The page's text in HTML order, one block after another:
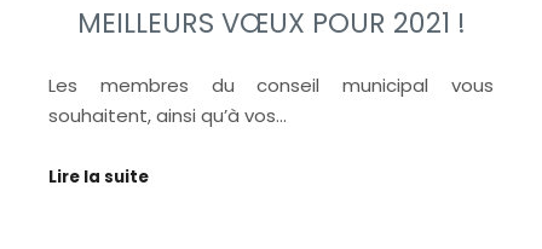
MEILLEURS VŒUX POUR 2021 !
Les membres du conseil municipal vous
souhaitent, ainsi qu’à vos…
Lire la suite